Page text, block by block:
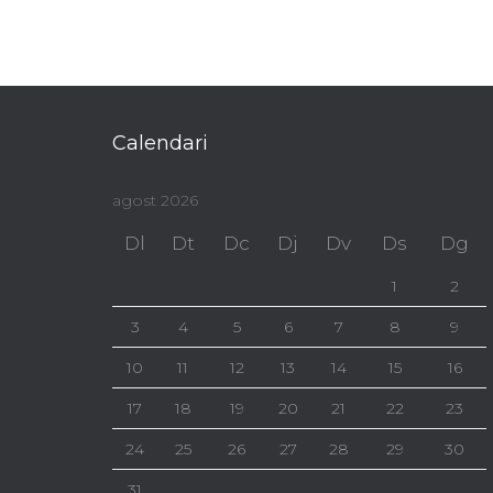
Calendari
agost 2026
Dl Dt Dc Dj Dv Ds Dg
1 2
3 4 5 6 7 8 9
10 11 12 13 14 15 16
17 18 19 20 21 22 23
24 25 26 27 28 29 30